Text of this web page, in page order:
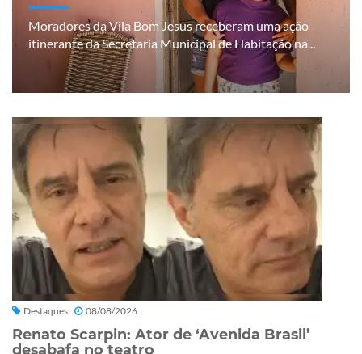
Moradores da Vila Bom Jesus receberam uma ação
itinerante da Secretaria Municipal de Habitação na...
Destaques 08/08/2026
Renato Scarpin: Ator de ‘Avenida Brasil’
desabafa no teatro